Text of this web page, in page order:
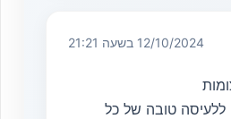
12/10/2024 בשעה 21:21
ללעיסה טובה של כל